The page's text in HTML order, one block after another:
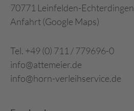
70771 Leinfelden-Echterdingen
Anfahrt (Google Maps)
Tel. +49 (0) 711 / 779696-0
info@attemeier.de
info@horn-verleihservice.de